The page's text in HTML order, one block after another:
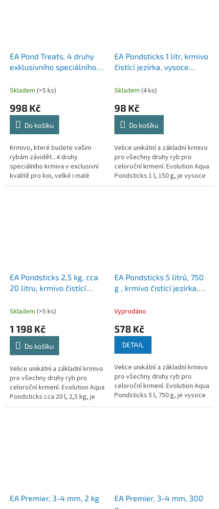
EA Pond Treats, 4 druhy
exklusivního speciálního
ryby, nejkvalitnější přírodní
Skladem (>5 ks)
998 Kč
Do košíku
Krmivo, které budete vašim
rybám závidět...4 druhy
speciálního krmiva v exclusivní
kvalitě pro koi, velké i malé
okrasné ryby. Vhodné pro
EA Pondsticks 1 litr, krmivo
čistící jezírka, vysoce
celoroční krmivo pro
Skladem (4 ks)
98 Kč
Do košíku
Velice unikátní a základní krmivo
pro všechny druhy ryb pro
celoroční krmení. Evolution Aqua
Pondsticks 1 l, 150 g, je vysoce
kvalitní a univerzální celoroční
EA Pondsticks 2,5 kg, cca
20 litru, krmivo čistící
univerzální, celoroční
ryb
Skladem (>5 ks)
1 198 Kč
Do košíku
Velice unikátní a základní krmivo
pro všechny druhy ryb pro
celoroční krmení. Evolution Aqua
Pondsticks cca 20 l, 2,5 kg, je
vysoce kvalitní a univerzální
EA Pondsticks 5 litrů, 750
g , krmivo čistící jezírka,
univerzální, celoroční
ryb
Vyprodáno
578 Kč
DETAIL
Velice unikátní a základní krmivo
pro všechny druhy ryb pro
celoroční krmení. Evolution Aqua
Pondsticks 5 l, 750 g, je vysoce
kvalitní a univerzální celoroční
EA Premier, 3-4 mm, 2 kg
EA Premier, 3-4 mm, 300